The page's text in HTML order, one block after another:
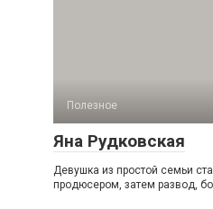
Полезное
Яна Рудковская
Девушка из простой семьи
продюсером, затем развод,